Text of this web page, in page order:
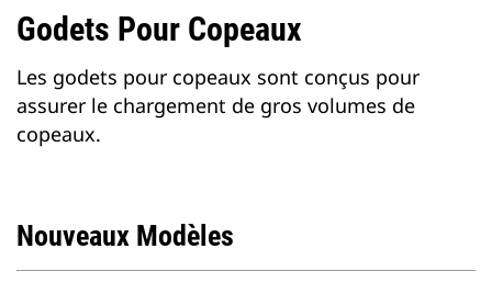
Godets Pour Copeaux
Les godets pour copeaux sont conçus pour
assurer le chargement de gros volumes de
copeaux.
Nouveaux Modèles